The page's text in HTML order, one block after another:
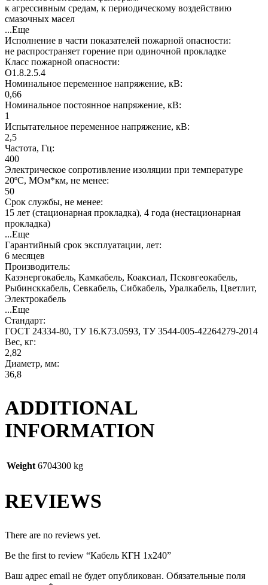
к агрессивным средам, к периодическому воздействию
смазочных масел
...Еще
Исполнение в части показателей пожарной опасности:
не распространяет горение при одиночной прокладке
Класс пожарной опасности:
О1.8.2.5.4
Номинальное переменное напряжение, кВ:
0,66
Номинальное постоянное напряжение, кВ:
1
Испытательное переменное напряжение, кВ:
2,5
Частота, Гц:
400
Электрическое сопротивление изоляции при температуре
20ºC, МОм*км, не менее:
50
Срок службы, не менее:
15 лет (стационарная прокладка), 4 года (нестационарная
прокладка)
...Еще
Гарантийный срок эксплуатации, лет:
6 месяцев
Производитель:
Казэнергокабель, Камкабель, Коаксиал, Псковгеокабель,
Рыбинсккабель, Севкабель, Сибкабель, Уралкабель, Цветлит,
Электрокабель
...Еще
Стандарт:
ГОСТ 24334-80, ТУ 16.К73.0593, ТУ 3544-005-42264279-2014
Вес, кг:
2,82
Диаметр, мм:
36,8
ADDITIONAL
INFORMATION
Weight 6704300 kg
REVIEWS
There are no reviews yet.
Be the first to review “Кабель КГН 1х240”
Ваш адрес email не будет опубликован. Обязательные поля